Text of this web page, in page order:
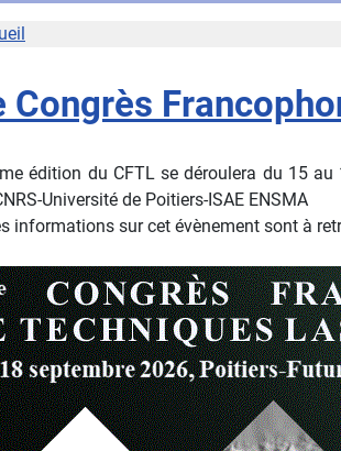
Congrès
édition du CFTL se déroulera du 15
Université de Poitiers-ISAE ENSMA
informations sur cet évènement sont à